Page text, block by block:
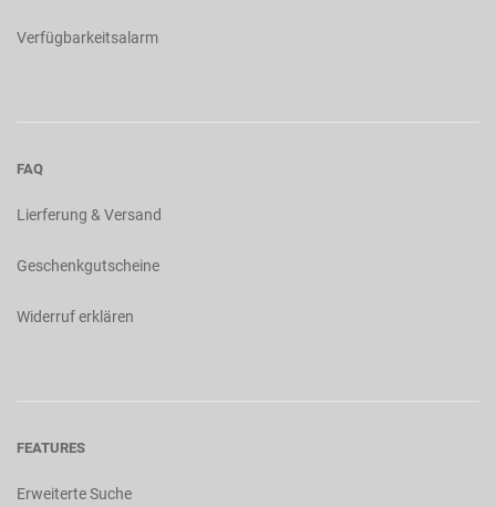
Verfügbarkeitsalarm
FAQ
Lierferung & Versand
Geschenkgutscheine
Widerruf erklären
FEATURES
Erweiterte Suche